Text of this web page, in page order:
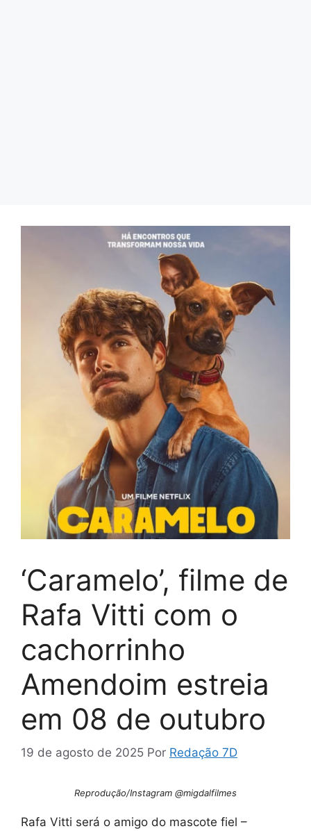
‘Caramelo’, filme de
Rafa Vitti com o
cachorrinho
Amendoim estreia
em 08 de outubro
19 de agosto de 2025 Por Redação 7D
Reprodução/Instagram @migdalfilmes
Rafa Vitti será o amigo do mascote fiel –